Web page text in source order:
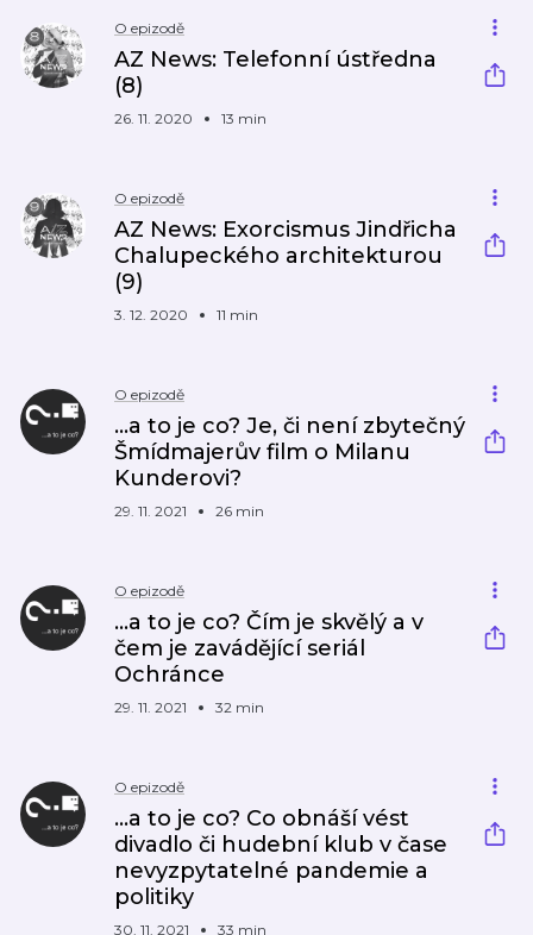
O epizodě
AZ News: Telefonní ústředna
(8)
26. 11. 2020 13 min
O epizodě
AZ News: Exorcismus Jindřicha
Chalupeckého architekturou
(9)
3. 12. 2020 11 min
O epizodě
...a to je co? Je, či není zbytečný
Šmídmajerův film o Milanu
Kunderovi?
29. 11. 2021 26 min
O epizodě
...a to je co? Čím je skvělý a v
čem je zavádějící seriál
Ochránce
29. 11. 2021 32 min
O epizodě
...a to je co? Co obnáší vést
divadlo či hudební klub v čase
nevyzpytatelné pandemie a
politiky
30. 11. 2021 33 min